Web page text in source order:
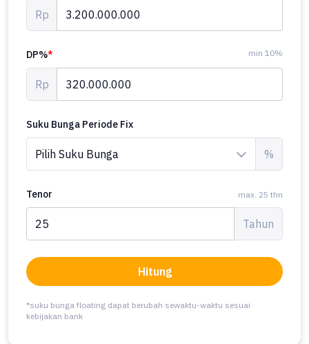
Rp
DP%* min 10%
Rp
Suku Bunga Periode Fix
%
Tenor max. 25 thn
Tahun
Hitung
*suku bunga floating dapat berubah sewaktu-waktu sesuai
kebijakan bank